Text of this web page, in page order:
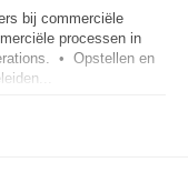
bij commerciële
processen in
• Opstellen en